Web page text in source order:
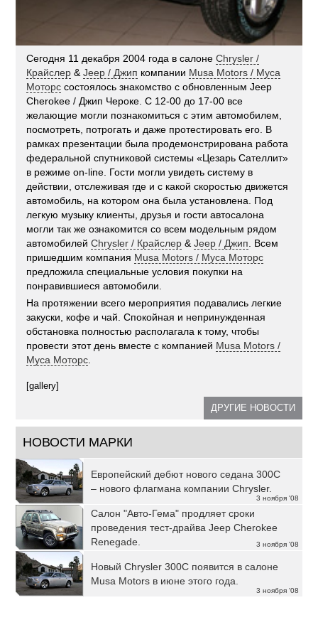
Сегодня 11 декабря 2004 года в салонеChrysler /
Крайслер &Jeep / Джип компании Musa Motors / Муса
Моторс состоялось знакомство с обновленным Jeep
Cherokee / Джип Чероке. С 12-00 до 17-00 все
желающие могли познакомиться с этим автомобилем,
посмотреть, потрогать и даже протестировать его. В
рамках презентации была продемонстрирована работа
федеральной спутниковой системы «Цезарь Сателлит»
в режиме on-line. Гости могли увидеть систему в
действии, отслеживая где и с какой скоростью движется
автомобиль, на котором она была установлена. Под
легкую музыку клиенты, друзья и гости автосалона
могли так же ознакомится со всем модельным рядом
автомобилейChrysler / Крайслер &Jeep / Джип . Всем
пришедшим компания Musa Motors / Муса Моторс
предложила специальные условия покупки на
понравившиеся автомобили.
На протяжении всего мероприятия подавались легкие
закуски, кофе и чай. Спокойная и непринужденная
обстановка полностью располагала к тому, чтобы
провести этот день вместе с компанией Musa Motors /
Муса Моторс
[gallery]
ДРУГИЕ НОВОСТИ
НОВОСТИ МАРКИ
3 ноября '08
Европейский дебют нового седана 300С
– нового флагмана компании Chrysler.
3 ноября '08
Салон "Авто-Гема" продляет сроки
проведения тест-драйва Jeep Cherokee
Renegade.
3 ноября '08
Новый Chrysler 300С появится в салоне
Musa Motors в июне этого года.